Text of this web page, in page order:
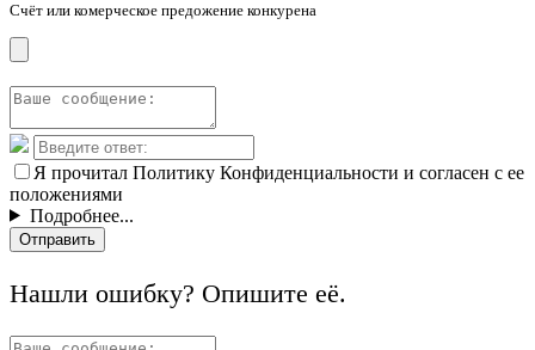
Счёт или комерческое предожение конкурена
Я прочитал Политику Конфиденциальности и согласен с ее
положениями
Подробнее...
Отправить
Нашли ошибку? Опишите её.